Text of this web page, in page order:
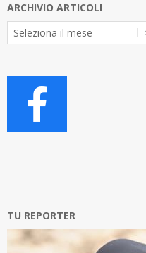
ARCHIVIO ARTICOLI
Archivio
Articoli
TU REPORTER